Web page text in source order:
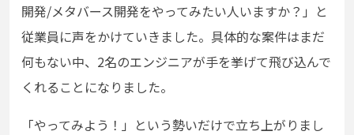
開発/メタバース開発をやってみたい人いますか？」と
従業員に声をかけていきました。具体的な案件はまだ
何もない中、2名のエンジニアが手を挙げて飛び込んで
くれることになりました。
「やってみよう！」という勢いだけで立ち上がりまし